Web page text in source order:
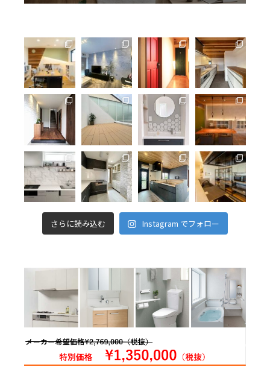
さらに読み込む Instagram でフォロー